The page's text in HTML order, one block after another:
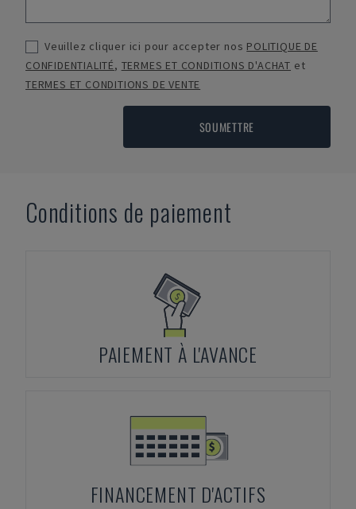
Veuillez cliquer ici pour accepter nos POLITIQUE DE
CONFIDENTIALITÉ, TERMES ET CONDITIONS D'ACHAT et
TERMES ET CONDITIONS DE VENTE
SOUMETTRE
Conditions de paiement
PAIEMENT À L'AVANCE
FINANCEMENT D'ACTIFS